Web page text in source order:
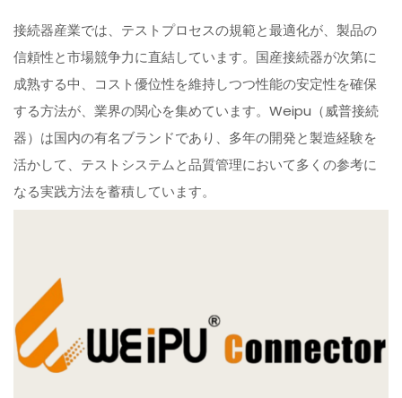
接続器産業では、テストプロセスの規範と最適化が、製品の
信頼性と市場競争力に直結しています。国産接続器が次第に
成熟する中、コスト優位性を維持しつつ性能の安定性を確保
する方法が、業界の関心を集めています。Weipu（威普接続
器）は国内の有名ブランドであり、多年の開発と製造経験を
活かして、テストシステムと品質管理において多くの参考に
なる実践方法を蓄積しています。